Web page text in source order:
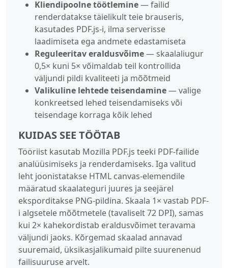
Kliendipoolne töötlemine— failid
renderdatakse täielikult teie brauseris,
kasutades PDF.js-i, ilma serverisse
laadimiseta ega andmete edastamiseta
Reguleeritav eraldusvõime— skaalaliugur
0,5× kuni 5× võimaldab teil kontrollida
väljundi pildi kvaliteeti ja mõõtmeid
Valikuline lehtede teisendamine— valige
konkreetsed lehed teisendamiseks või
teisendage korraga kõik lehed
KUIDAS SEE TÖÖTAB
Tööriist kasutab Mozilla PDF.js teeki PDF-failide
analüüsimiseks ja renderdamiseks. Iga valitud
leht joonistatakse HTML canvas-elemendile
määratud skaalateguri juures ja seejärel
eksporditakse PNG-pildina. Skaala 1× vastab PDF-
i algsetele mõõtmetele (tavaliselt 72 DPI), samas
kui 2× kahekordistab eraldusvõimet teravama
väljundi jaoks. Kõrgemad skaalad annavad
suuremaid, üksikasjalikumaid pilte suurenenud
failisuuruse arvelt.